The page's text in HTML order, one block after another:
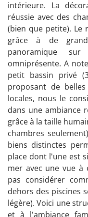
intérieure. La
réussie avec des
(bien que petite). Le
grâce à de
panoramique
omniprésente. A
petit bassin privé
proposant de
locales, nous le
dans une ambiance
grâce à la taille
chambres
biens distinctes
place dont l'une est
mer avec une vue
pas considérer
dehors des piscines
légère). Voici une
et à l'ambiance